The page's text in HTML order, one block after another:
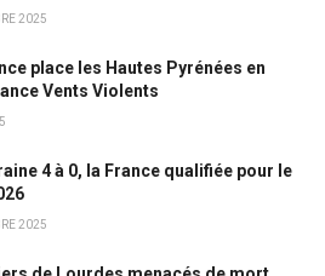
2025
place les Hautes Pyrénées en
Vents Violents
4 à 0, la France qualifiée pour le
2025